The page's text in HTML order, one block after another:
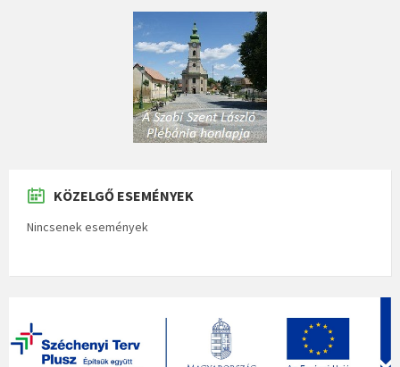
KÖZELGŐ ESEMÉNYEK
Nincsenek események